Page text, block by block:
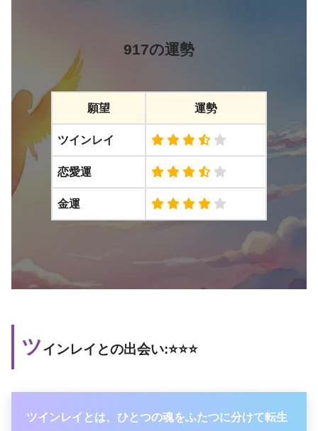
917の運勢
願望 運勢
ツインレイ
恋愛運
金運
ツインレイとの出会い:⭐️⭐️⭐️
ツインレイとは、ひとつの魂をふたつに分けて転生